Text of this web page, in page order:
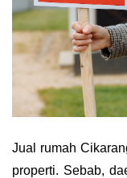
Jual rumah
properti. Sebab,